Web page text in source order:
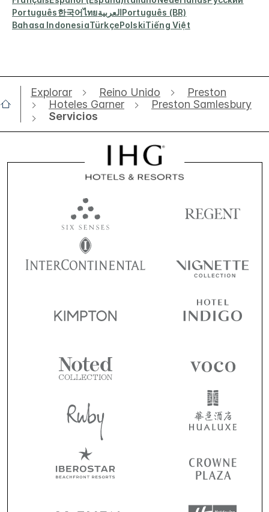
Português한국어ไทยالعربيةPortuguês (BR)
Bahasa IndonesiaTürkçePolskiTiếng Việt
Explorar Reino Unido
Preston
Hoteles Garner
Preston Samlesbury
Servicios